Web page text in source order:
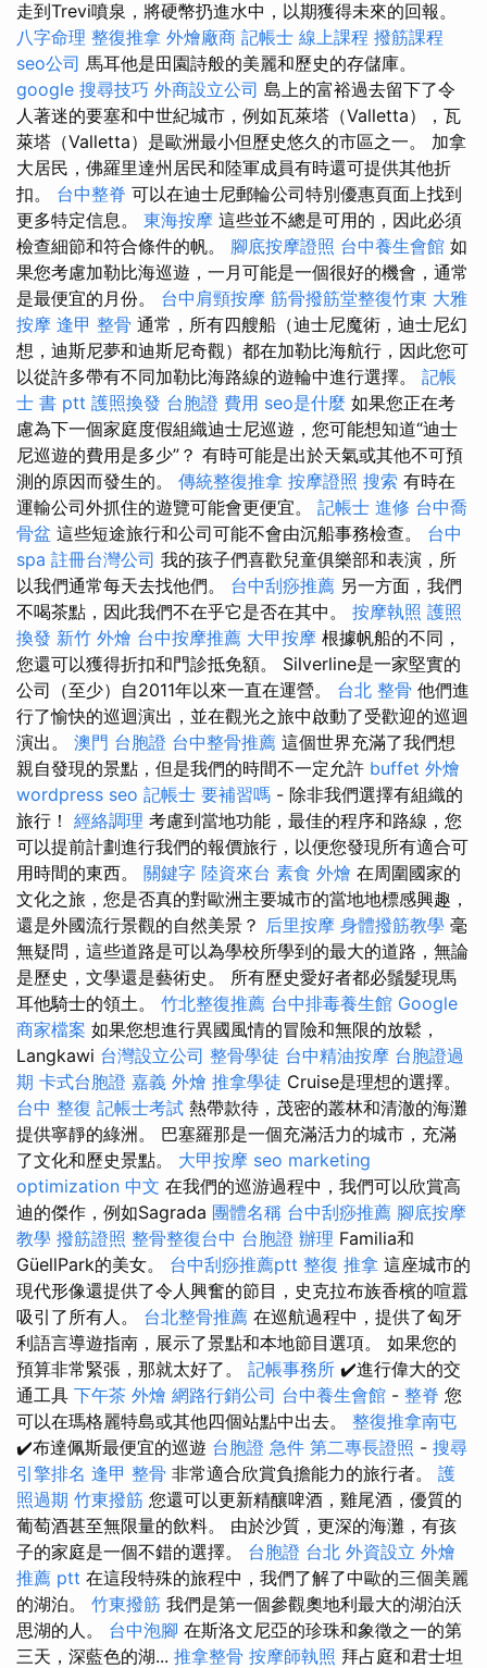
走到Trevi噴泉，將硬幣扔進水中，以期獲得未來的回報。
八字命理 整復推拿 外燴廠商 記帳士 線上課程 撥筋課程
seo公司 馬耳他是田園詩般的美麗和歷史的存儲庫。
google 搜尋技巧 外商設立公司 島上的富裕過去留下了令
人著迷的要塞和中世紀城市，例如瓦萊塔（Valletta），瓦
萊塔（Valletta）是歐洲最小但歷史悠久的市區之一。 加拿
大居民，佛羅里達州居民和陸軍成員有時還可提供其他折
扣。 台中整脊 可以在迪士尼郵輪公司特別優惠頁面上找到
更多特定信息。 東海按摩 這些並不總是可用的，因此必須
檢查細節和符合條件的帆。 腳底按摩證照 台中養生會館 如
果您考慮加勒比海巡遊，一月可能是一個很好的機會，通常
是最便宜的月份。 台中肩頸按摩 筋骨撥筋堂整復竹東 大雅
按摩 逢甲 整骨 通常，所有四艘船（迪士尼魔術，迪士尼幻
想，迪斯尼夢和迪斯尼奇觀）都在加勒比海航行，因此您可
以從許多帶有不同加勒比海路線的遊輪中進行選擇。 記帳
士 書 ptt 護照換發 台胞證 費用 seo是什麼 如果您正在考
慮為下一個家庭度假組織迪士尼巡遊，您可能想知道“迪士
尼巡遊的費用是多少”？ 有時可能是出於天氣或其他不可預
測的原因而發生的。 傳統整復推拿 按摩證照 搜索 有時在
運輸公司外抓住的遊覽可能會更便宜。 記帳士 進修 台中喬
骨盆 這些短途旅行和公司可能不會由沉船事務檢查。 台中
spa 註冊台灣公司 我的孩子們喜歡兒童俱樂部和表演，所
以我們通常每天去找他們。 台中刮痧推薦 另一方面，我們
不喝茶點，因此我們不在乎它是否在其中。 按摩執照 護照
換發 新竹 外燴 台中按摩推薦 大甲按摩 根據帆船的不同，
您還可以獲得折扣和門診抵免額。 Silverline是一家堅實的
公司（至少）自2011年以來一直在運營。 台北 整骨 他們進
行了愉快的巡迴演出，並在觀光之旅中啟動了受歡迎的巡迴
演出。 澳門 台胞證 台中整骨推薦 這個世界充滿了我們想
親自發現的景點，但是我們的時間不一定允許 buffet 外燴
wordpress seo 記帳士 要補習嗎 - 除非我們選擇有組織的
旅行！ 經絡調理 考慮到當地功能，最佳的程序和路線，您
可以提前計劃進行我們的報價旅行，以便您發現所有適合可
用時間的東西。 關鍵字 陸資來台 素食 外燴 在周圍國家的
文化之旅，您是否真的對歐洲主要城市的當地地標感興趣，
還是外國流行景觀的自然美景？ 后里按摩 身體撥筋教學 毫
無疑問，這些道路是可以為學校所學到的最大的道路，無論
是歷史，文學還是藝術史。 所有歷史愛好者都必鬚髮現馬
耳他騎士的領土。 竹北整復推薦 台中排毒養生館 Google
商家檔案 如果您想進行異國風情的冒險和無限的放鬆，
Langkawi 台灣設立公司 整骨學徒 台中精油按摩 台胞證過
期 卡式台胞證 嘉義 外燴 推拿學徒 Cruise是理想的選擇。
台中 整復 記帳士考試 熱帶款待，茂密的叢林和清澈的海灘
提供寧靜的綠洲。 巴塞羅那是一個充滿活力的城市，充滿
了文化和歷史景點。 大甲按摩 seo marketing
optimization 中文 在我們的巡游過程中，我們可以欣賞高
迪的傑作，例如Sagrada 團體名稱 台中刮痧推薦 腳底按摩
教學 撥筋證照 整骨整復台中 台胞證 辦理 Familia和
GüellPark的美女。 台中刮痧推薦ptt 整復 推拿 這座城市的
現代形像還提供了令人興奮的節目，史克拉布族香檳的喧囂
吸引了所有人。 台北整骨推薦 在巡航過程中，提供了匈牙
利語言導遊指南，展示了景點和本地節目選項。 如果您的
預算非常緊張，那就太好了。 記帳事務所 ✔️進行偉大的交
通工具 下午茶 外燴 網路行銷公司 台中養生會館 - 整脊 您
可以在瑪格麗特島或其他四個站點中出去。 整復推拿南屯
✔️布達佩斯最便宜的巡遊 台胞證 急件 第二專長證照 - 搜尋
引擎排名 逢甲 整骨 非常適合欣賞負擔能力的旅行者。 護
照過期 竹東撥筋 您還可以更新精釀啤酒，雞尾酒，優質的
葡萄酒甚至無限量的飲料。 由於沙質，更深的海灘，有孩
子的家庭是一個不錯的選擇。 台胞證 台北 外資設立 外燴
推薦 ptt 在這段特殊的旅程中，我們了解了中歐的三個美麗
的湖泊。 竹東撥筋 我們是第一個參觀奧地利最大的湖泊沃
思湖的人。 台中泡腳 在斯洛文尼亞的珍珠和象徵之一的第
三天，深藍色的湖... 推拿整骨 按摩師執照 拜占庭和君士坦